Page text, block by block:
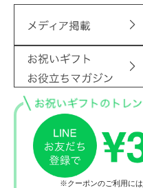
※クーポンのご利用には